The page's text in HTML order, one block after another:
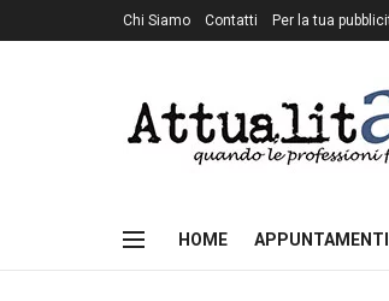
Chi Siamo Contatti Per la tua
HOME APPUNTAMENTI